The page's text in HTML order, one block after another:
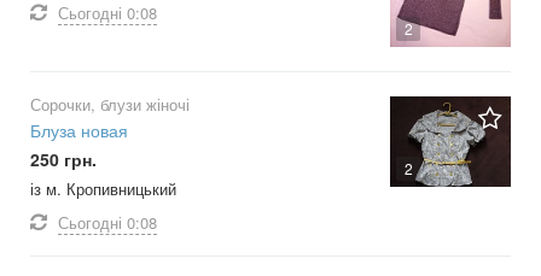
2
Сьогодні 0:08
2
Сорочки, блузи жіночі
Блуза новая
250 грн.
із м. Кропивницький
Сьогодні 0:08